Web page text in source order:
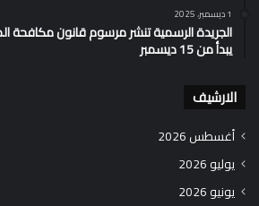
1 ديسمبر، 2025
الجريدة الرسمية تنشر مرسوم قانون مكافحة
يبدأ من 15 ديسمبر
الارشيف
أغسطس 2026
يوليو 2026
يونيو 2026